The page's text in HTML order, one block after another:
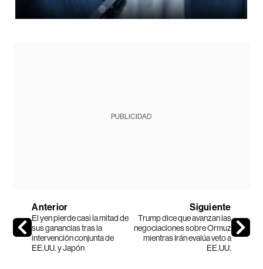
PUBLICIDAD
Anterior
El yen pierde casi la mitad de
sus ganancias tras la
intervención conjunta de
EE.UU. y Japón
Siguiente
Trump dice que avanzan las
negociaciones sobre Ormuz
mientras Irán evalúa veto a
EE.UU.